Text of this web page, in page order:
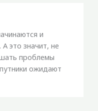
и
это значит, не
проблемы
ожидают